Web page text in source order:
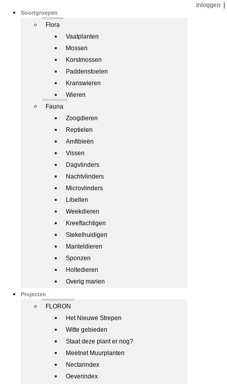
Soortgroepen
Flora
Vaatplanten
Mossen
Korstmossen
Paddenstoelen
Kranswieren
Wieren
Fauna
Zoogdieren
Reptielen
Amfibieën
Vissen
Dagvlinders
Nachtvlinders
Microvlinders
Libellen
Weekdieren
Kreeftachtigen
Stekelhuidigen
Manteldieren
Sponzen
Holtedieren
Overig marien
Projecten
FLORON
Het Nieuwe Strepen
Witte gebieden
Staat deze plant er nog?
Meetnet Muurplanten
Nectarindex
Oeverindex
Inloggen